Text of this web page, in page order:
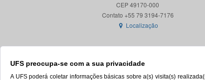
UFS preocupa-se com a sua privacidade
A UFS poderá coletar informações básicas sobre a(s) visita(s)
CEP 49170-000
Localização